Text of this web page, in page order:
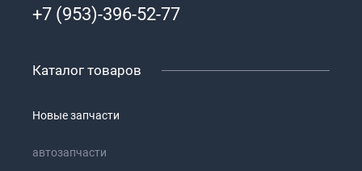
+7 (953)-396-52-77
Каталог товаров
Новые запчасти
автозапчасти